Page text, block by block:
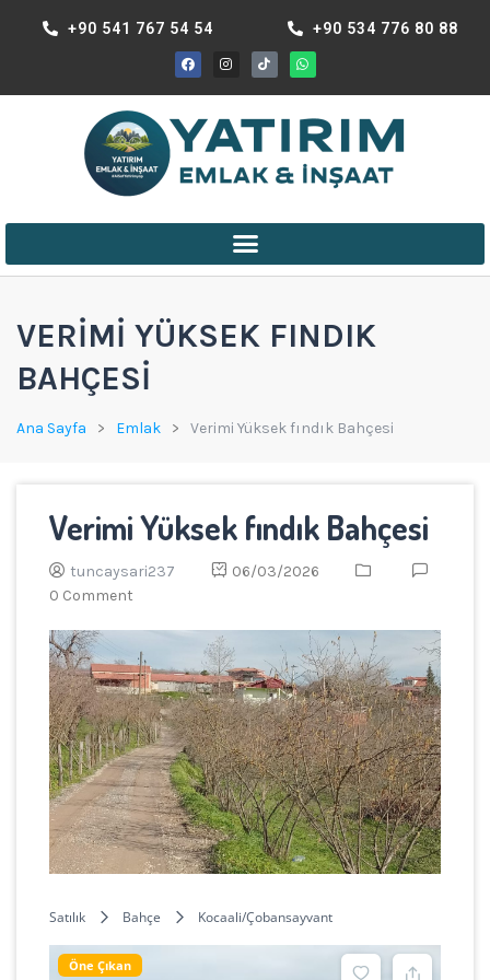
+90 541 767 54 54 +90 534 776 80 88
VERIMI YÜKSEK FINDIK
BAHÇESI
Ana Sayfa Emlak Verimi Yüksek fındık Bahçesi
Verimi Yüksek fındık Bahçesi
tuncaysari237
06/03/2026
0 Comment
Satılık Bahçe Kocaali/Çobansayvant
Öne Çıkan